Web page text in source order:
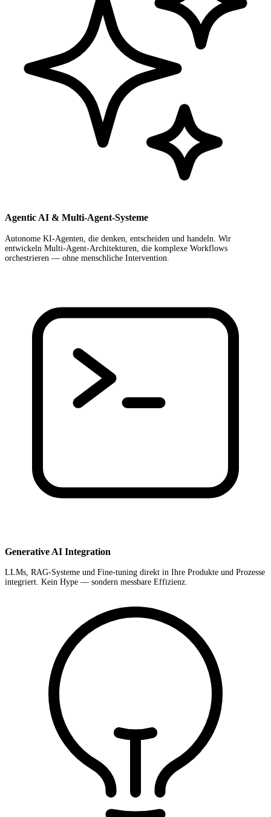
Agentic AI & Multi-Agent-Systeme
Autonome KI-Agenten, die denken, entscheiden und handeln. Wir
entwickeln Multi-Agent-Architekturen, die komplexe Workflows
orchestrieren — ohne menschliche Intervention.
Generative AI Integration
LLMs, RAG-Systeme und Fine-tuning direkt in Ihre Produkte und Prozesse
integriert. Kein Hype — sondern messbare Effizienz.